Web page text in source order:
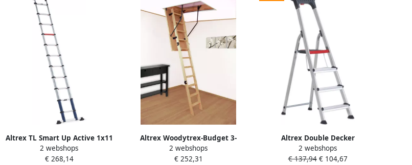
Altrex TL Smart Up Active 1x11
Telescopische ladder 500357
2 webshops
€ 268,14
Altrex Woodytrex-Budget 3-
delige zoldertrap (inklap) 120 x
60 505016
2 webshops
€ 252,31
Altrex Double Decker
huishoudtrap 4-treeds 501104
2 webshops
€ 137,94€ 104,67